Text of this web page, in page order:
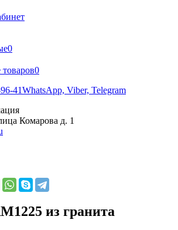
0
0
41WhatsApp, Viber, Telegram
Комарова д. 1
из гранита